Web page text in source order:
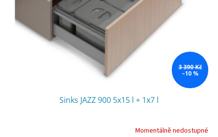
3 390 Kč
–10 %
Sinks JAZZ 900 5x15 l + 1x7 l
Momentálně nedostupné